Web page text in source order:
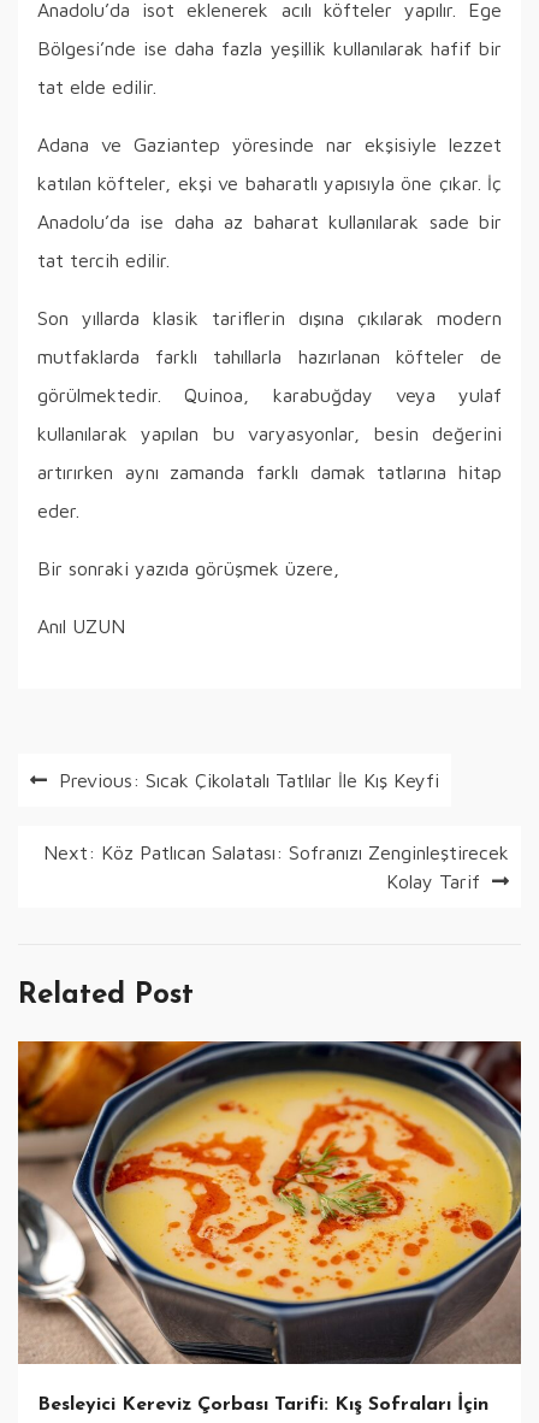
Anadolu’da isot eklenerek acılı köfteler yapılır. Ege
Bölgesi’nde ise daha fazla yeşillik kullanılarak hafif bir
tat elde edilir.
Adana ve Gaziantep yöresinde nar ekşisiyle lezzet
katılan köfteler, ekşi ve baharatlı yapısıyla öne çıkar. İç
Anadolu’da ise daha az baharat kullanılarak sade bir
tat tercih edilir.
Son yıllarda klasik tariflerin dışına çıkılarak modern
mutfaklarda farklı tahıllarla hazırlanan köfteler de
görülmektedir. Quinoa, karabuğday veya yulaf
kullanılarak yapılan bu varyasyonlar, besin değerini
artırırken aynı zamanda farklı damak tatlarına hitap
eder.
Bir sonraki yazıda görüşmek üzere,
Anıl UZUN
YazıPrevious: Sıcak Çikolatalı Tatlılar İle Kış Keyfi
Next: Köz Patlıcan Salatası: Sofranızı Zenginleştirecek
Kolay Tarif
Related Post
Besleyici Kereviz Çorbası Tarifi: Kış Sofraları İçin